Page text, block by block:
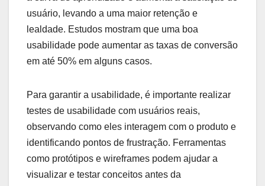
usuário, levando a uma maior retenção e
lealdade. Estudos mostram que uma boa
usabilidade pode aumentar as taxas de conversão
em até 50% em alguns casos.
Para garantir a usabilidade, é importante realizar
testes de usabilidade com usuários reais,
observando como eles interagem com o produto e
identificando pontos de frustração. Ferramentas
como protótipos e wireframes podem ajudar a
visualizar e testar conceitos antes da